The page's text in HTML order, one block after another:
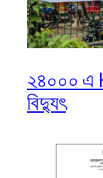
২৪০০০ এ
বিদ্যুৎ